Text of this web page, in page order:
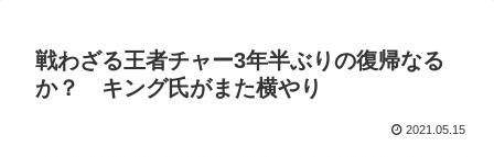
戦わざる王者チャー3年半ぶりの復帰なる
か？ キング氏がまた横やり
2021.05.15